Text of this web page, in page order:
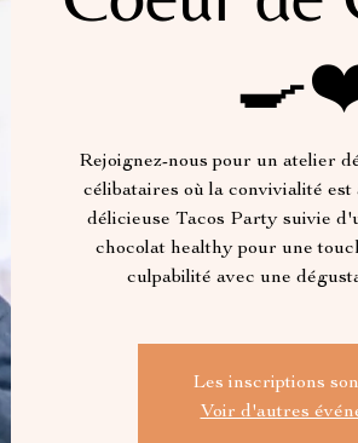
Rejoignez-nous pour un atelier
célibataires où la convivialité
délicieuse Tacos Party suivie
chocolat healthy pour une
culpabilité avec une
Les inscriptions
Voir d'autres